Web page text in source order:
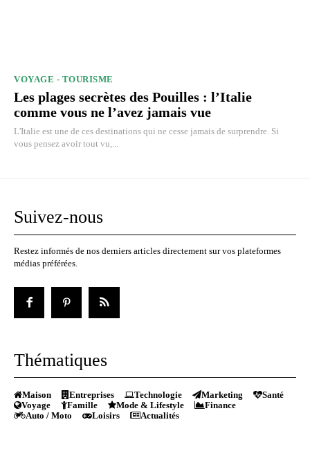
VOYAGE - TOURISME
Les plages secrètes des Pouilles : l’Italie
comme vous ne l’avez jamais vue
L'Italie est une de ces destinations qui ne cesse jamais de surprendre. Si
vous pensez avoir tout vu,...
Suivez-nous
Restez informés de nos derniers articles directement sur vos plateformes
médias préférées.
Thématiques
Maison Entreprises Technologie Marketing
Santé
Voyage
Famille Mode & Lifestyle
Finance
Auto / Moto
Loisirs Actualités